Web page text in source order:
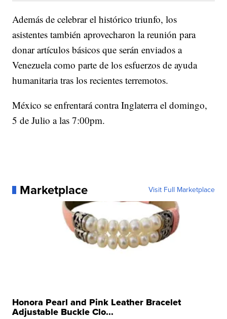
Además de celebrar el histórico triunfo, los
asistentes también aprovecharon la reunión para
donar artículos básicos que serán enviados a
Venezuela como parte de los esfuerzos de ayuda
humanitaria tras los recientes terremotos.
México se enfrentará contra Inglaterra el domingo,
5 de Julio a las 7:00pm.
Marketplace Visit Full Marketplace
Honora Pearl and Pink Leather Bracelet
Adjustable Buckle Clo...